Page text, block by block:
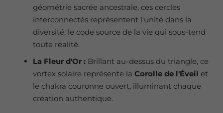
géométrie sacrée ancestrale, ces cercles
interconnectés représentent l'unité dans la
diversité, le code source de la vie qui sous-tend
toute réalité.
La Fleur d'Or : Brillant au-dessus du triangle, ce
vortex solaire représente la Corolle de l'Éveil et
le chakra couronne ouvert, illuminant chaque
création authentique.